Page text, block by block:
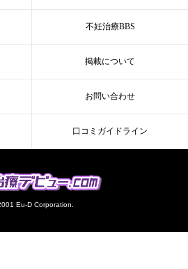
不妊治療BBS
掲載について
お問い合わせ
口コミガイドライン
Eu-D Corporation.